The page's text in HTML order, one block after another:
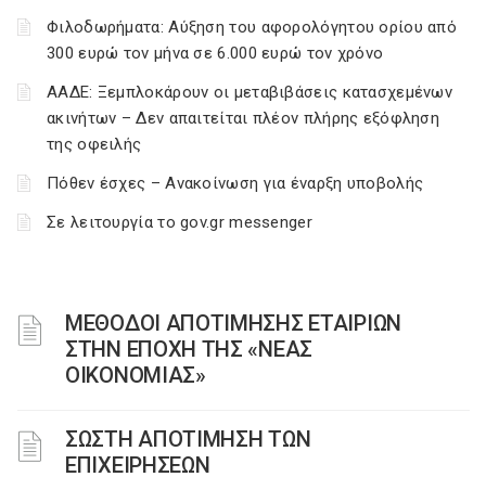
Φιλοδωρήματα: Αύξηση του αφορολόγητου ορίου από
300 ευρώ τον μήνα σε 6.000 ευρώ τον χρόνο
ΑΑΔΕ: Ξεμπλοκάρουν οι μεταβιβάσεις κατασχεμένων
ακινήτων – Δεν απαιτείται πλέον πλήρης εξόφληση
της οφειλής
Πόθεν έσχες – Ανακοίνωση για έναρξη υποβολής
Σε λειτουργία το gov.gr messenger
ΜΕΘΟΔΟΙ ΑΠΟΤΙΜΗΣΗΣ ΕΤΑΙΡΙΩΝ
ΣΤΗΝ ΕΠΟΧΗ ΤΗΣ «ΝΕΑΣ
ΟΙΚΟΝΟΜΙΑΣ»
ΣΩΣΤΗ ΑΠΟΤΙΜΗΣΗ ΤΩΝ
ΕΠΙΧΕΙΡΗΣΕΩΝ